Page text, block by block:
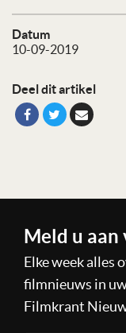
Datum
10-09-2019
Deel dit artikel
Meld u
Elke week alles
filmnieuws in
Filmkrant